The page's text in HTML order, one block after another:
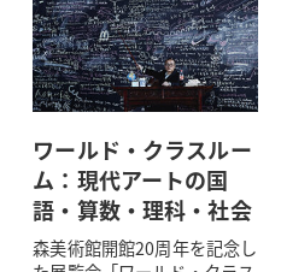
ワールド・クラスルー
ム：現代アートの国
語・算数・理科・社会
森美術館開館20周年を記念し